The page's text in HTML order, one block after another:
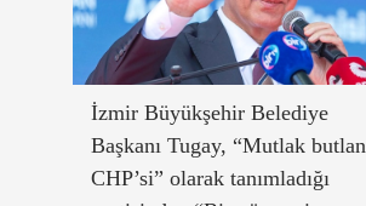
İzmir Büyükşehir Belediye
Başkanı Tugay, “Mutlak butlan
CHP’si” olarak tanımladığı